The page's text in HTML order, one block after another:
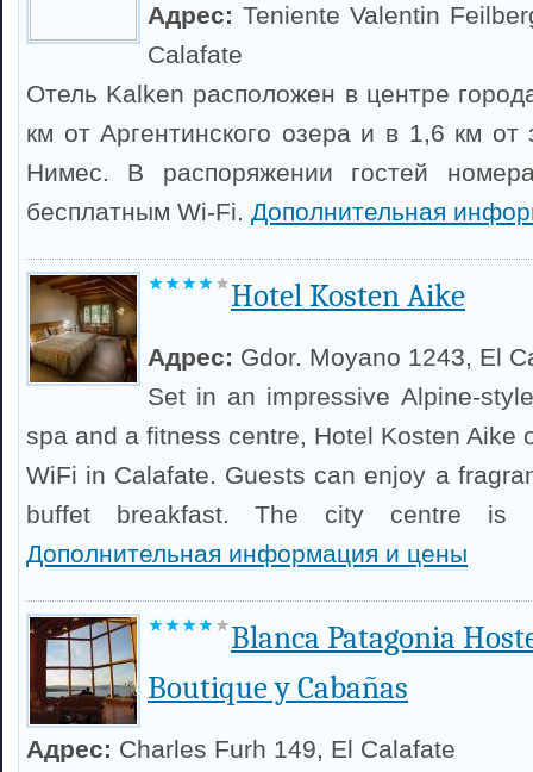
Адрес: Teniente Valentin
Calafate
Отель Kalken расположен в центре
км от Аргентинского озера и в 1,6 км от
Нимес. В распоряжении гостей
бесплатным Wi-Fi. Дополнительная
Hotel Kosten Aike
Адрес: Gdor. Moyano 1243, El
Set in an impressive Alpine-
spa and a fitness centre, Hotel Kosten Aike
WiFi in Calafate. Guests can enjoy a
buffet breakfast. The city centre is
Дополнительная информация и цены
Blanca Patagonia
Boutique y Cabañas
Адрес: Charles Furh 149, El Calafate